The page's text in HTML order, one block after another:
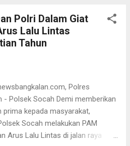
itu juga dengan keberadaan Polisi
di desa diharapkan bisa
rasa aman serta mengurangi d...
berikan himbauan Kamtibmas
Paterongan dan memberikan
himbauan agar masyrakat
tahun Kapolsek Galis AKP
Bangkalan IPTU M.BAHRUDI
" bahwa petugas dari
akan selalu turun dan dekat
tutur Kapolsek".
Polri Dalam Giat
Lalu Lintas
Tahun
Polres
- Polsek Socah Demi memberikan
prima kepada masyarakat,
Socah melakukan PAM
Arus Lalu Lintas di jalan raya